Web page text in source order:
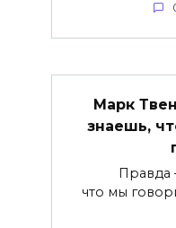
Марк
знаешь,
Правда
что мы